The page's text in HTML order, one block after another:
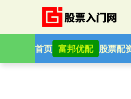
首页 富邦优配 股票配